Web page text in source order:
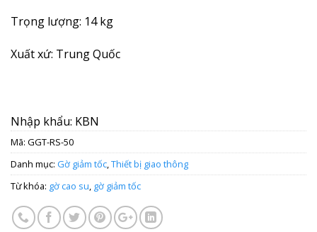
Trọng lượng: 14 kg
Xuất xứ: Trung Quốc
Nhập khẩu: KBN
Mã: GGT-RS-50
Danh mục: Gờ giảm tốc,Thiết bị giao thông
Từ khóa: gờ cao su, gờ giảm tốc